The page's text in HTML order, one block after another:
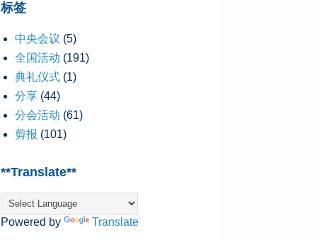
标签
中央会议 (5)
全国活动 (191)
典礼仪式 (1)
分享 (44)
分会活动 (61)
剪报 (101)
**Translate**
Powered by Translate